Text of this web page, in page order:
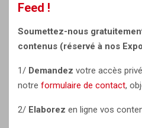
Feed !
Soumettez-nous
contenus (réservé à nos
1/ Demandez votre accès
notre formulaire de contact,
2/ Elaborez en ligne vos